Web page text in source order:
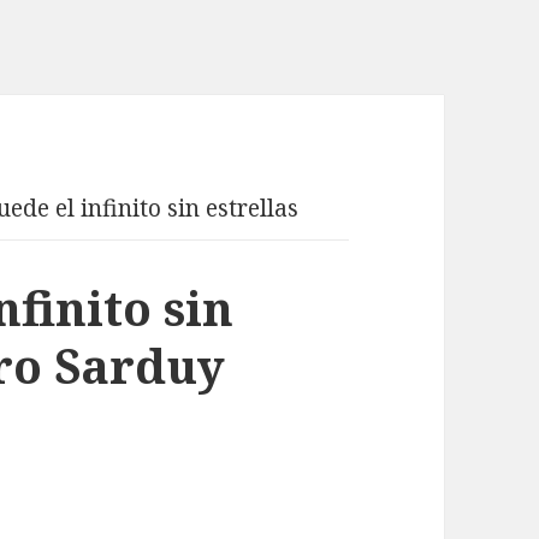
el infinito sin estrellas
sin
Sarduy